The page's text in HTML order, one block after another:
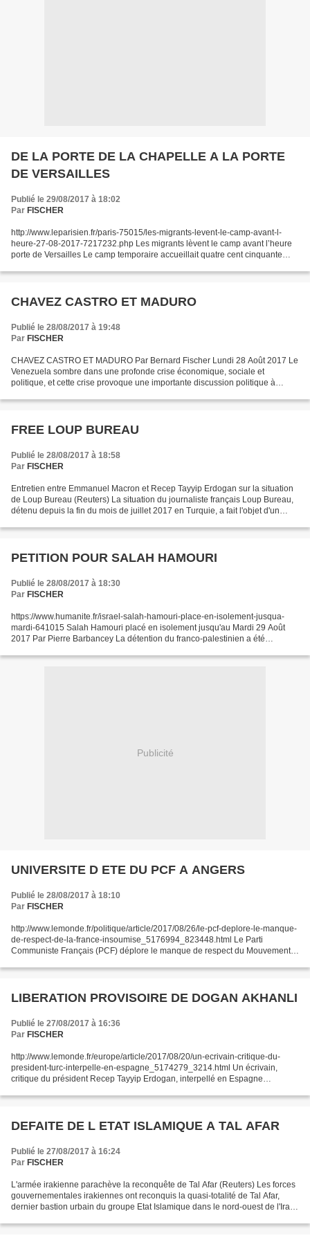
DE LA PORTE DE LA CHAPELLE A LA PORTE
DE VERSAILLES
Publié le 29/08/2017 à 18:02
Par FISCHER
http://www.leparisien.fr/paris-75015/les-migrants-levent-le-camp-avant-l-
heure-27-08-2017-7217232.php Les migrants lèvent le camp avant l’heure
porte de Versailles Le camp temporaire accueillait quatre cent cinquante
CHAVEZ CASTRO ET MADURO
Publié le 28/08/2017 à 19:48
Par FISCHER
CHAVEZ CASTRO ET MADURO Par Bernard Fischer Lundi 28 Août 2017 Le
Venezuela sombre dans une profonde crise économique, sociale et
politique, et cette crise provoque une importante discussion politique à
FREE LOUP BUREAU
Publié le 28/08/2017 à 18:58
Par FISCHER
Entretien entre Emmanuel Macron et Recep Tayyip Erdogan sur la situation
de Loup Bureau (Reuters) La situation du journaliste français Loup Bureau,
détenu depuis la fin du mois de juillet 2017 en Turquie, a fait l'objet d'un
PETITION POUR SALAH HAMOURI
Publié le 28/08/2017 à 18:30
Par FISCHER
https://www.humanite.fr/israel-salah-hamouri-place-en-isolement-jusqua-
mardi-641015 Salah Hamouri placé en isolement jusqu'au Mardi 29 Août
2017 Par Pierre Barbancey La détention du franco-palestinien a été
Publicité
UNIVERSITE D ETE DU PCF A ANGERS
Publié le 28/08/2017 à 18:10
Par FISCHER
http://www.lemonde.fr/politique/article/2017/08/26/le-pcf-deplore-le-manque-
de-respect-de-la-france-insoumise_5176994_823448.html Le Parti
Communiste Français (PCF) déplore le manque de respect du Mouvement
LIBERATION PROVISOIRE DE DOGAN AKHANLI
Publié le 27/08/2017 à 16:36
Par FISCHER
http://www.lemonde.fr/europe/article/2017/08/20/un-ecrivain-critique-du-
president-turc-interpelle-en-espagne_5174279_3214.html Un écrivain,
critique du président Recep Tayyip Erdogan, interpellé en Espagne
DEFAITE DE L ETAT ISLAMIQUE A TAL AFAR
Publié le 27/08/2017 à 16:24
Par FISCHER
L'armée irakienne parachève la reconquête de Tal Afar (Reuters) Les forces
gouvernementales irakiennes ont reconquis la quasi-totalité de Tal Afar,
dernier bastion urbain du groupe Etat Islamique dans le nord-ouest de l'Irak,